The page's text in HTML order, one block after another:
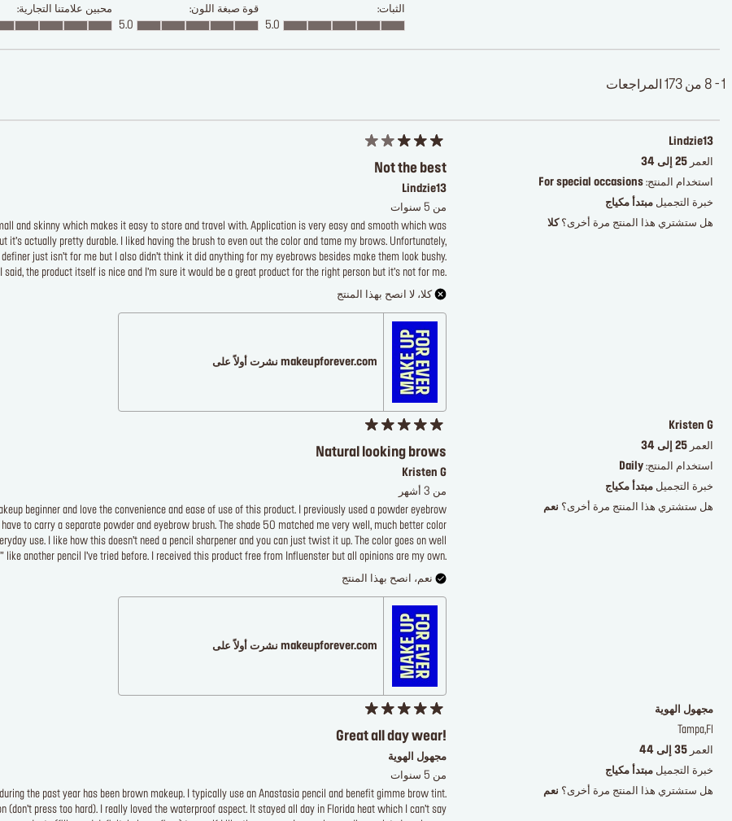
الثبات:
5.0
قوة صبغة اللون:
5.0
محبين علامتنا التجارية:
1 - 8 من 173 المراجعات
Lindzie13
العمر 25 إلى 34
استخدام المنتج: For special occasions
خبرة التجميل مبتدأ مكياج
هل ستشتري هذا المنتج مرة أخرى؟كلا
Not the best
Lindzie13
من 5 سنوات
and skinny which makes it easy to store and travel with. Application is very easy and smooth which was
actually pretty durable. I liked having the brush to even out the color and tame my brows. Unfortunately,
just isn’t for me but I also didn’t think it did anything for my eyebrows besides make them look bushy.
said, the product itself is nice and I’m sure it would be a great product for the right person but it’s not for me.
كلا، لا انصح بهذا المنتج
makeupforever.com نشرت أولاً على
Kristen G
العمر 25 إلى 34
استخدام المنتج: Daily
خبرة التجميل مبتدأ مكياج
هل ستشتري هذا المنتج مرة أخرى؟ نعم
Natural looking brows
Kristen G
من 3 أشهر
beginner and love the convenience and ease of use of this product. I previously used a powder eyebrow
to carry a separate powder and eyebrow brush. The shade 50 matched me very well, much better color
use. I like how this doesn’t need a pencil sharpener and you can just twist it up. The color goes on well
like another pencil I’ve tried before. I received this product free from Influenster but all opinions are my own.
نعم، انصح بهذا المنتج
makeupforever.com نشرت أولاً على
مجهول الهوية
Tampa,Fl
العمر 35 إلى 44
خبرة التجميل مبتدأ مكياج
هل ستشتري هذا المنتج مرة أخرى؟ نعم
Great all day wear!
مجهول الهوية
من 5 سنوات
the past year has been brown makeup. I typically use an Anastasia pencil and benefit gimme brow tint.
press too hard). I really loved the waterproof aspect. It stayed all day in Florida heat which I can’t say